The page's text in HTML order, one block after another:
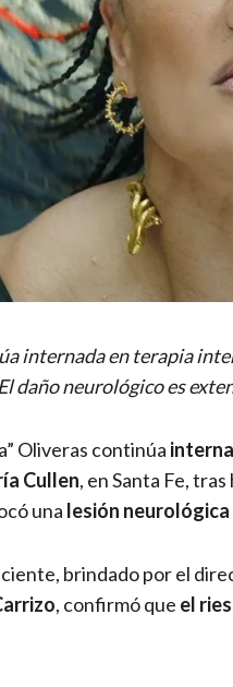
internada en terapia
daño neurológico es
Oliveras continúa
Cullen, en Santa Fe,
una lesión
brindado por el
, confirmó que el